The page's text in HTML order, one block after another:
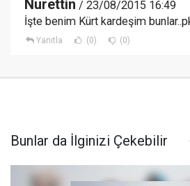
Nurettin / 23/08/2015 16:49
İşte benim Kürt kardeşim
Yanıtla (0) (0)
Bunlar da İlginizi Çekebilir